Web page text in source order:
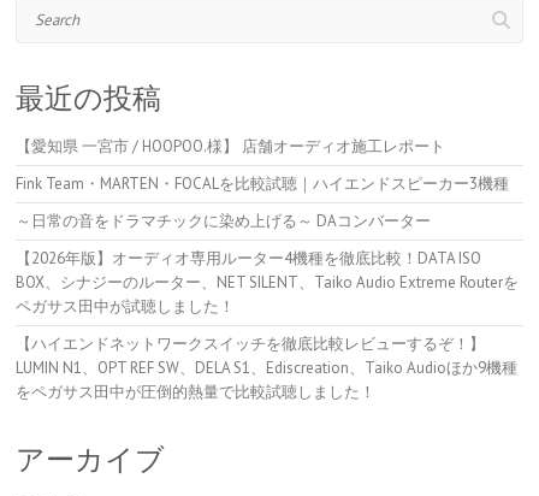
最近の投稿
【愛知県 一宮市 / HOOPOO.様】 店舗オーディオ施工レポート
Fink Team・MARTEN・FOCALを比較試聴｜ハイエンドスピーカー3機種
～日常の音をドラマチックに染め上げる～ DAコンバーター
【2026年版】オーディオ専用ルーター4機種を徹底比較！DATA ISO
BOX、シナジーのルーター、NET SILENT、Taiko Audio Extreme Routerを
ペガサス田中が試聴しました！
【ハイエンドネットワークスイッチを徹底比較レビューするぞ！】
LUMIN N1、OPT REF SW、DELA S1、Ediscreation、Taiko Audioほか9機種
をペガサス田中が圧倒的熱量で比較試聴しました！
アーカイブ